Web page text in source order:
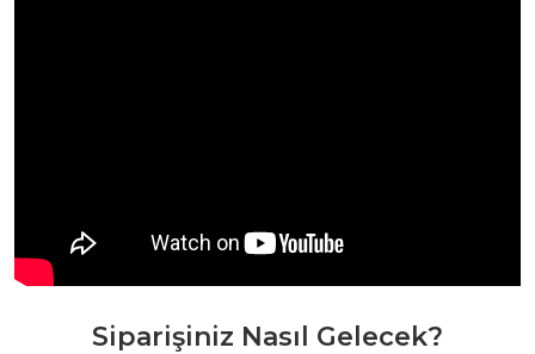
Siparişiniz Nasıl Gelecek?